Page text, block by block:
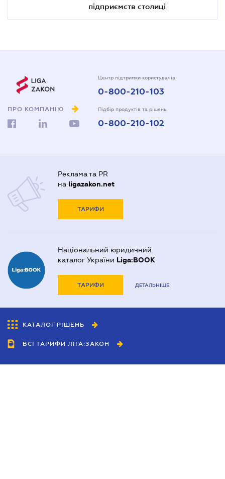
підприємств столиці
ПРО КОМПАНІЮ
Центр підтримки користувачів
0-800-210-103
Підбір продуктів та рішень
0-800-210-102
Реклама та PR
на ligazakon.net
ТАРИФИ
Національний юридичний
каталог України Liga:BOOK
ТАРИФИ ДЕТАЛЬНІШЕ
КАТАЛОГ РІШЕНЬ
ВСІ ТАРИФИ ЛІГА:ЗАКОН